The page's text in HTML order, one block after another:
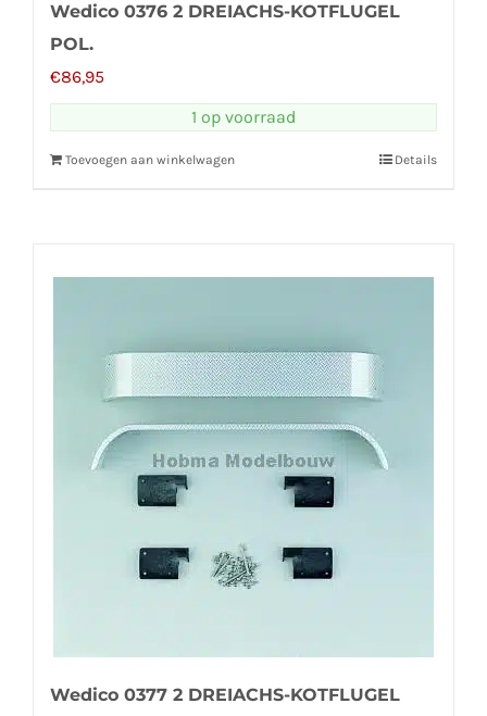
Wedico 0376 2 DREIACHS-KOTFLUGEL
POL.
€86,95
1 op voorraad
Toevoegen aan winkelwagen Details
Wedico 0377 2 DREIACHS-KOTFLUGEL